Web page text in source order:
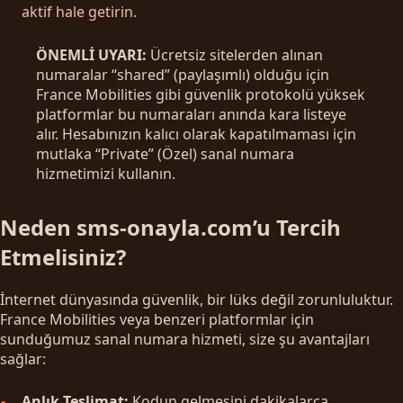
aktif hale getirin.
ÖNEMLİ UYARI: Ücretsiz sitelerden alınan
numaralar “shared” (paylaşımlı) olduğu için
France Mobilities gibi güvenlik protokolü yüksek
platformlar bu numaraları anında kara listeye
alır. Hesabınızın kalıcı olarak kapatılmaması için
mutlaka “Private” (Özel) sanal numara
hizmetimizi kullanın.
Neden sms-onayla.com’u Tercih
Etmelisiniz?
İnternet dünyasında güvenlik, bir lüks değil zorunluluktur.
France Mobilities veya benzeri platformlar için
sunduğumuz sanal numara hizmeti, size şu avantajları
sağlar: